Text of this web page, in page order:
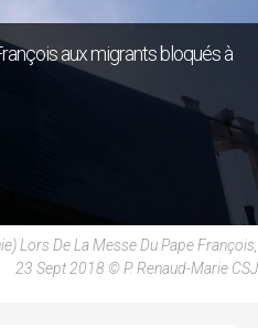
aux migrants bloqués à
Lors De La Messe Du Pape François,
23 Sept 2018 © P. Renaud-Marie CSJ